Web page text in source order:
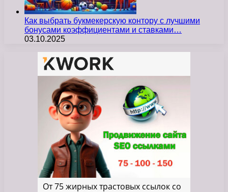
Как выбрать букмекерскую контору с лучшими
бонусами коэффициентами и ставками…
03.10.2025